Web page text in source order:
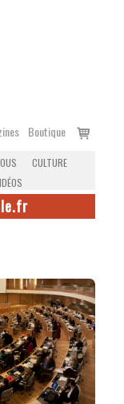
Boutique
Voir
CULTURE